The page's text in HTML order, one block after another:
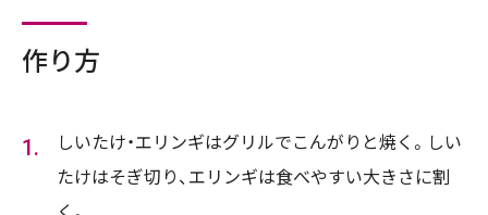
作り方
しいたけ・エリンギはグリルでこんがりと焼く。しい
たけはそぎ切り、エリンギは食べやすい大きさに割